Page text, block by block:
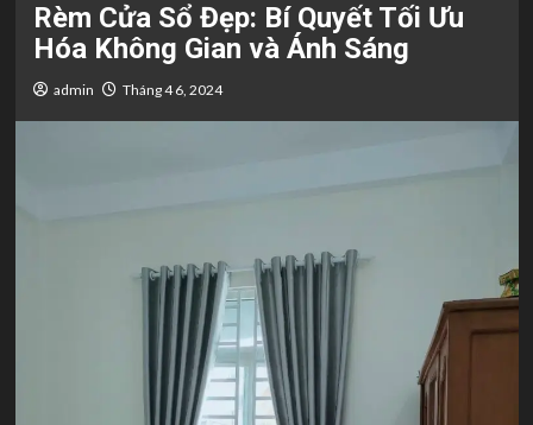
Rèm Cửa Sổ Đẹp: Bí Quyết Tối Ưu
Hóa Không Gian và Ánh Sáng
admin Tháng 4 6, 2024